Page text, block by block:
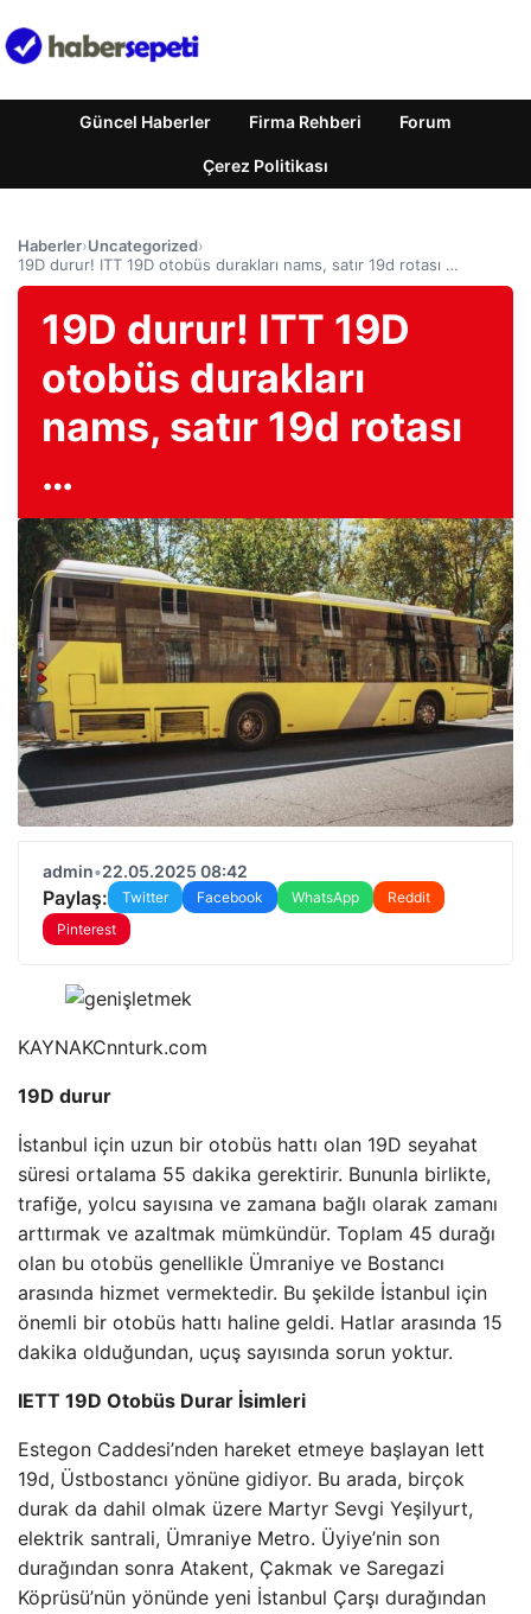
Güncel Haberler Firma Rehberi Forum
Çerez Politikası
Haberler›Uncategorized›
19D durur! ITT 19D otobüs durakları nams, satır 19d rotası …
19D durur! ITT 19D
otobüs durakları
nams, satır 19d rotası
…
admin•22.05.2025 08:42
Paylaş: Twitter Facebook WhatsApp
Reddit
Pinterest
KAYNAKCnnturk.com
19D durur
İstanbul için uzun bir otobüs hattı olan 19D seyahat
süresi ortalama 55 dakika gerektirir. Bununla birlikte,
trafiğe, yolcu sayısına ve zamana bağlı olarak zamanı
arttırmak ve azaltmak mümkündür. Toplam 45 durağı
olan bu otobüs genellikle Ümraniye ve Bostancı
arasında hizmet vermektedir. Bu şekilde İstanbul için
önemli bir otobüs hattı haline geldi. Hatlar arasında 15
dakika olduğundan, uçuş sayısında sorun yoktur.
IETT 19D Otobüs Durar İsimleri
Estegon Caddesi’nden hareket etmeye başlayan Iett
19d, Üstbostancı yönüne gidiyor. Bu arada, birçok
durak da dahil olmak üzere Martyr Sevgi Yeşilyurt,
elektrik santrali, Ümraniye Metro. Üyiye’nin son
durağından sonra Atakent, Çakmak ve Saregazi
Köprüsü’nün yönünde yeni İstanbul Çarşı durağından